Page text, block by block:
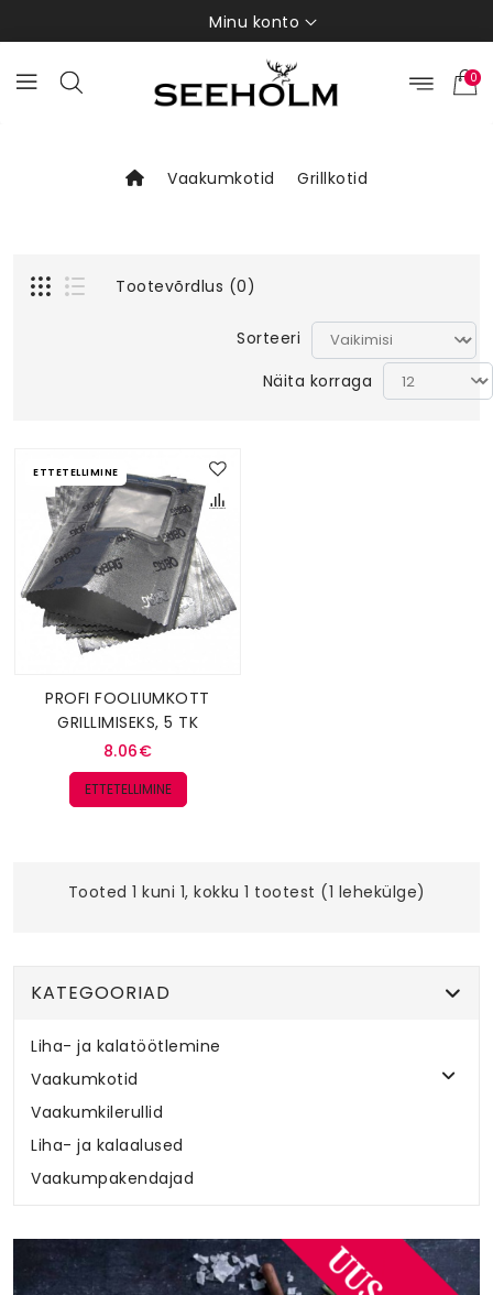
Minu konto
0
Vaakumkotid Grillkotid
Tootevõrdlus (0)
Sorteeri
Näita korraga
ETTETELLIMINE
PROFI FOOLIUMKOTT
GRILLIMISEKS, 5 TK
8.06€
ETTETELLIMINE
Tooted 1 kuni 1, kokku 1 tootest (1 lehekülge)
KATEGOORIAD
Liha- ja kalatöötlemine
Vaakumkotid
Vaakumkilerullid
Liha- ja kalaalused
Vaakumpakendajad